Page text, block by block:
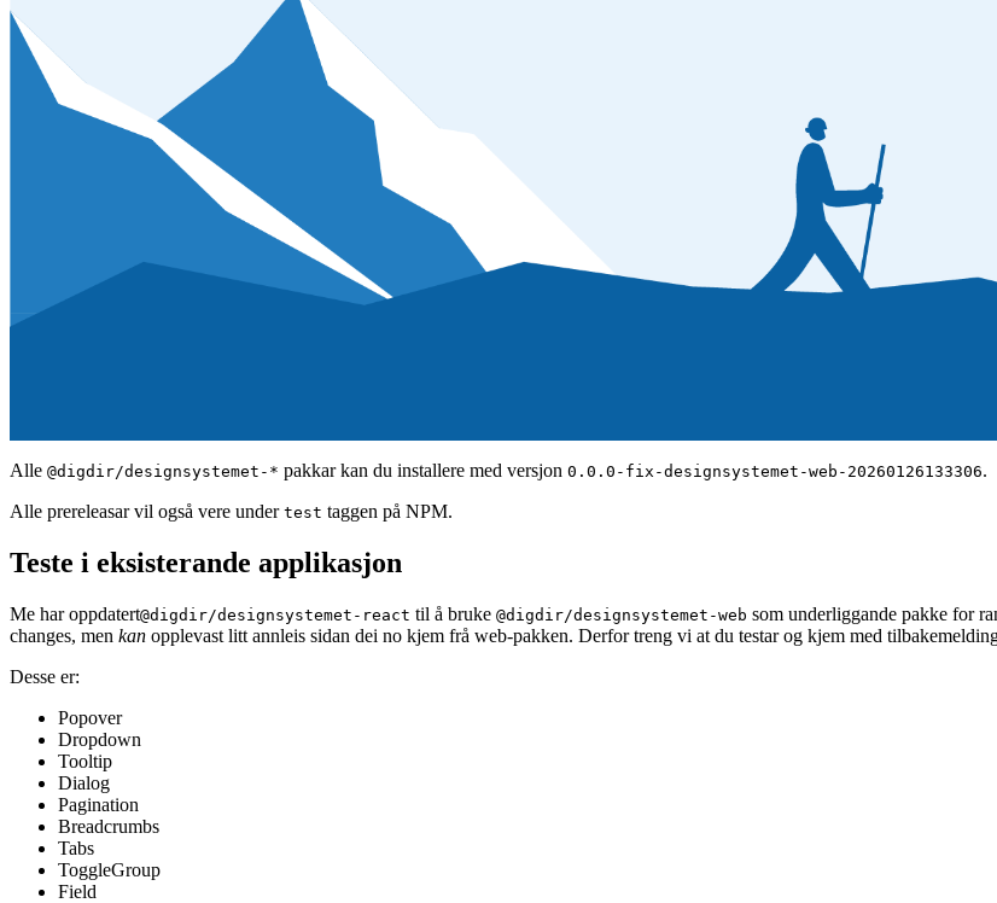
Alle @digdir/designsystemet-* pakkar kan du installere med versjon 0.0.0-fix-designsystemet-web-20260126133306.
Alle prereleasar vil også vere under test taggen på NPM.
Teste i eksisterande applikasjon
Me har oppdatert@digdir/designsystemet-react til å bruke @digdir/designsystemet-web som underliggande pakke for
changes, men kan opplevast litt annleis sidan dei no kjem frå web-pakken. Derfor treng vi at du testar og kjem med
Desse er:
Popover
Dropdown
Tooltip
Dialog
Pagination
Breadcrumbs
Tabs
ToggleGroup
Field